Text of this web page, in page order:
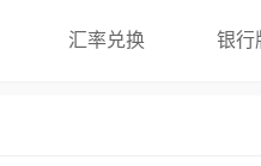
汇率兑换 银行